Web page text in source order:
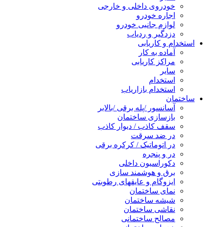
خودروی داخلی و خارجی
اجاره خودرو
لوازم جانبی خودرو
دزدگیر و ردیاب
استخدام و کاریابی
آماده به کار
مراکز کاریابی
سایر
استخدام
استخدام بازاریاب
ساختمان
آسانسور /پله برقی /بالابر
بازسازی ساختمان
سقف کاذب / دیوار کاذب
در ضد سرقت
در اتوماتیک / کرکره برقی
در و پنجره
دکوراسیون داخلی
برق و هوشمند سازی
ایزوگام و عایقهای رطوبتی
نمای ساختمان
شیشه ساختمان
نقاشی ساختمان
مصالح ساختمانی